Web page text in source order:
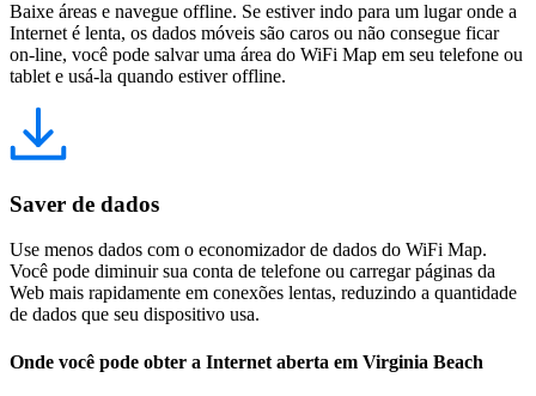
Baixe áreas e navegue offline. Se estiver indo para um lugar onde a
Internet é lenta, os dados móveis são caros ou não consegue ficar
on-line, você pode salvar uma área do WiFi Map em seu telefone ou
tablet e usá-la quando estiver offline.
Saver de dados
Use menos dados com o economizador de dados do WiFi Map.
Você pode diminuir sua conta de telefone ou carregar páginas da
Web mais rapidamente em conexões lentas, reduzindo a quantidade
de dados que seu dispositivo usa.
Onde você pode obter a Internet aberta em Virginia Beach